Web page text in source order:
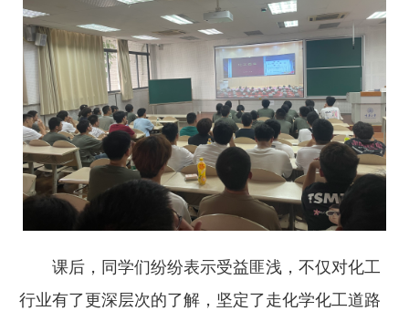
课后，同学们纷纷表示受益匪浅，不仅对化工
行业有了更深层次的了解，坚定了走化学化工道路